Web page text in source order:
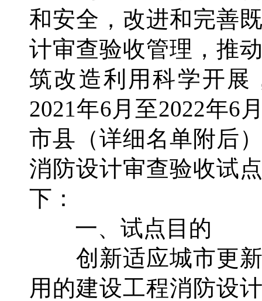
和安全，改进和完善
计审查验收管理，推
筑改造利用科学开展
2021年6月至2022年6
市县（详细名单附后
消防设计审查验收试
下：
一、试点目的
创新适应城市更新
用的建设工程消防设